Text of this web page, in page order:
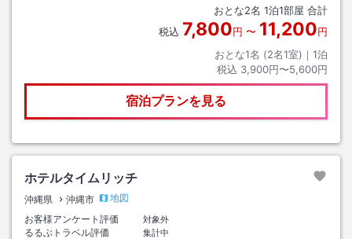
おとな2名 1泊1部屋 合計
税込 7,800円 〜 11,200円
おとな1名 (2名1室)｜ 1泊
税込 3,900円〜5,600円
宿泊プランを見る
ホテルタイムリッチ
沖縄県 沖縄市
地図
お客様アンケート評価
対象外
るるぶトラベル評価
集計中